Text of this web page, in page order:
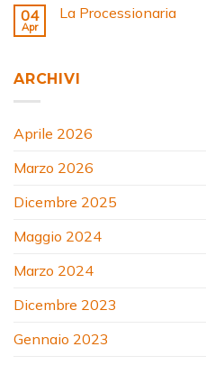
04
Apr
La Processionaria
ARCHIVI
Aprile 2026
Marzo 2026
Dicembre 2025
Maggio 2024
Marzo 2024
Dicembre 2023
Gennaio 2023